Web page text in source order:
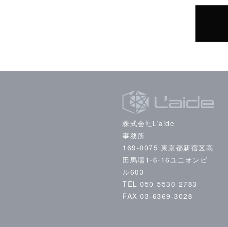
株式会社L’aide
事務所
169-0075 東京都新宿区高
田馬場1-6-16ユニオンビ
ル603
TEL 050-5530-2783
FAX 03-6369-3028